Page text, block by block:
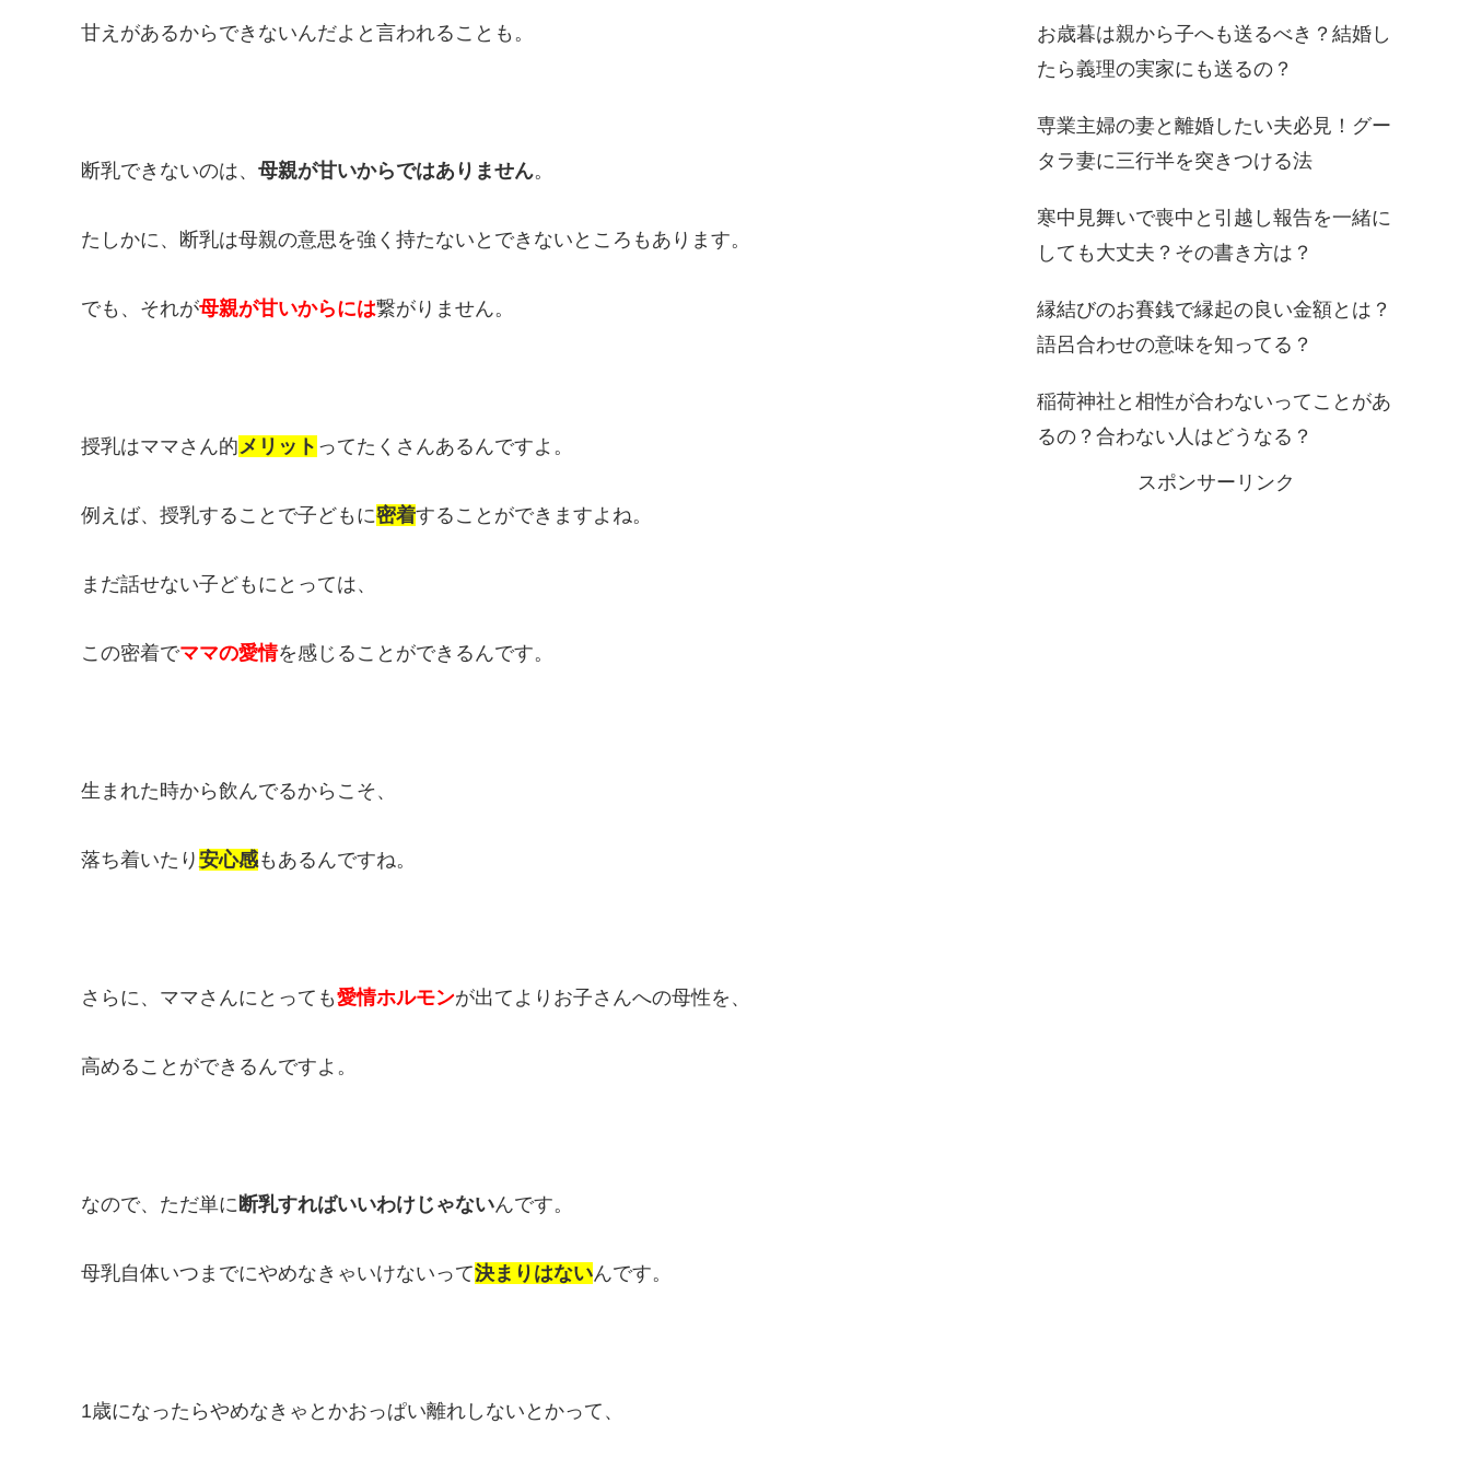
甘えがあるからできないんだよと言われることも。
断乳できないのは、 母親が甘いからではありません。
たしかに、断乳は母親の意思を強く持たないとできないところもあります。
でも、それが母親が甘いからには繋がりません。
授乳はママさん的 メリット ってたくさんあるんですよ。
例えば、授乳することで子どもに密着することができますよね。
まだ話せない子どもにとっては、
この密着でママの愛情を感じることができるんです。
生まれた時から飲んでるからこそ、
落ち着いたり 安心感もあるんですね。
さらに、ママさんにとっても愛情ホルモンが出てよりお子さんへの母性を、
高めることができるんですよ。
なので、ただ単に 断乳すればいいわけじゃないんです。
母乳自体いつまでにやめなきゃいけないって決まりはないんです。
1歳になったらやめなきゃとかおっぱい離れしないとかって、
お歳暮は親から子へも送るべき？結婚し
たら義理の実家にも送るの？
専業主婦の妻と離婚したい夫必見！グー
タラ妻に三行半を突きつける法
寒中見舞いで喪中と引越し報告を一緒に
しても大丈夫？その書き方は？
縁結びのお賽銭で縁起の良い金額とは？
語呂合わせの意味を知ってる？
稲荷神社と相性が合わないってことがあ
るの？合わない人はどうなる？
スポンサーリンク